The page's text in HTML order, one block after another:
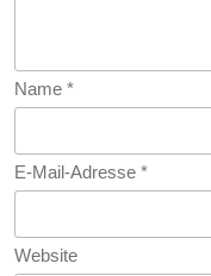
Name *
E-Mail-Adresse *
Website